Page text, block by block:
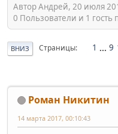
Автор Андрей, 20 июля
0 Пользователи и 1 гость
ВНИЗ Страницы 1 ... 9
Роман Никитин
14 марта 2017, 00:10:43